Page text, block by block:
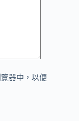
器中，以便